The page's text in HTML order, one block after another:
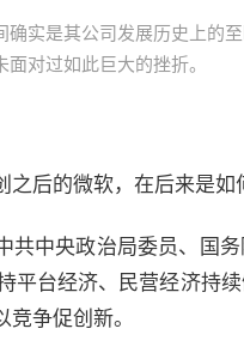
实是其公司发展历史上的
对过如此巨大的挫折。
后的微软，在后来是如
共中央政治局委员、国
平台经济、民营经济持
争促创新。